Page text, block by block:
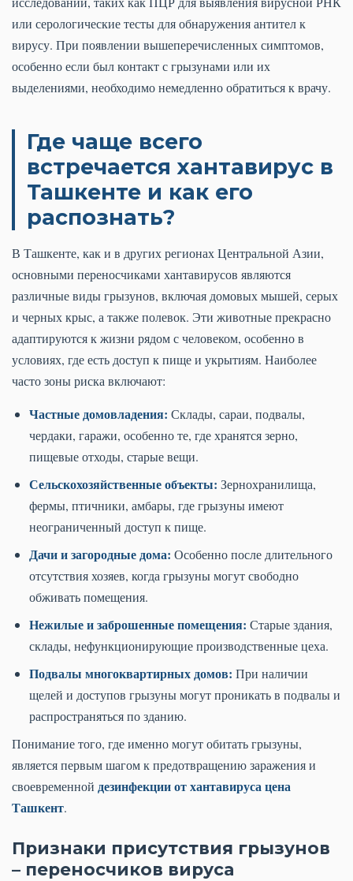
или серологические тесты для обнаружения антител к
вирусу. При появлении вышеперечисленных симптомов,
особенно если был контакт с грызунами или их
выделениями, необходимо немедленно обратиться к врачу.
Где чаще всего
встречается хантавирус в
Ташкенте и как его
распознать?
В Ташкенте, как и в других регионах Центральной Азии,
основными переносчиками хантавирусов являются
различные виды грызунов, включая домовых мышей, серых
и черных крыс, а также полевок. Эти животные прекрасно
адаптируются к жизни рядом с человеком, особенно в
условиях, где есть доступ к пище и укрытиям. Наиболее
часто зоны риска включают:
Частные домовладения: Склады, сараи, подвалы,
чердаки, гаражи, особенно те, где хранятся зерно,
пищевые отходы, старые вещи.
Сельскохозяйственные объекты: Зернохранилища,
фермы, птичники, амбары, где грызуны имеют
неограниченный доступ к пище.
Дачи и загородные дома: Особенно после длительного
отсутствия хозяев, когда грызуны могут свободно
обживать помещения.
Нежилые и заброшенные помещения: Старые здания,
склады, нефункционирующие производственные цеха.
Подвалы многоквартирных домов: При наличии
щелей и доступов грызуны могут проникать в подвалы и
распространяться по зданию.
Понимание того, где именно могут обитать грызуны,
является первым шагом к предотвращению заражения и
своевременной дезинфекции от хантавируса цена
Ташкент.
Признаки присутствия грызунов
– переносчиков вируса